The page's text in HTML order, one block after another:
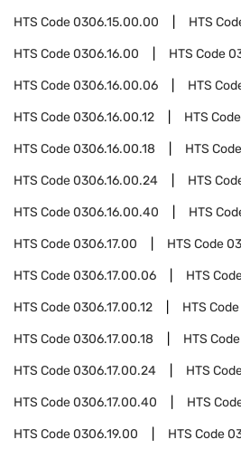
HTS Code0306.15.00.00 HTS
HTS Code0306.16.00 HTS Code
HTS Code0306.16.00.06 HTS
HTS Code0306.16.00.12 HTS Code
HTS Code0306.16.00.18 HTS Code
HTS Code0306.16.00.24 HTS
HTS Code0306.16.00.40 HTS
HTS Code0306.17.00 HTS Code
HTS Code0306.17.00.06 HTS
HTS Code0306.17.00.12 HTS Code
HTS Code0306.17.00.18 HTS Code
HTS Code0306.17.00.24 HTS
HTS Code0306.17.00.40 HTS
HTS Code0306.19.00 HTS Code